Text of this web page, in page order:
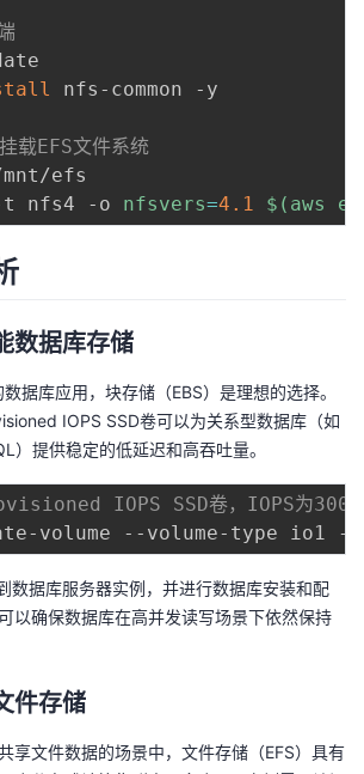
nfs-common -y
载EFS文件系统
nfs4 -o nfsvers=4.1 $( aws
数据库存储
据库应用，块存储（EBS）是理想的选择。
IOPS SSD卷可以为关系型数据库（如
）提供稳定的低延迟和高吞吐量。
IOPS SSD卷，IOPS为3000
volume --volume-type io1
数据库服务器实例，并进行数据库安装和配
以确保数据库在高并发读写场景下依然保持
件存储
享文件数据的场景中，文件存储（EFS）具有